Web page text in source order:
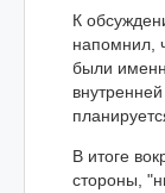
К
напомнил,
были
В итоге
стороны,